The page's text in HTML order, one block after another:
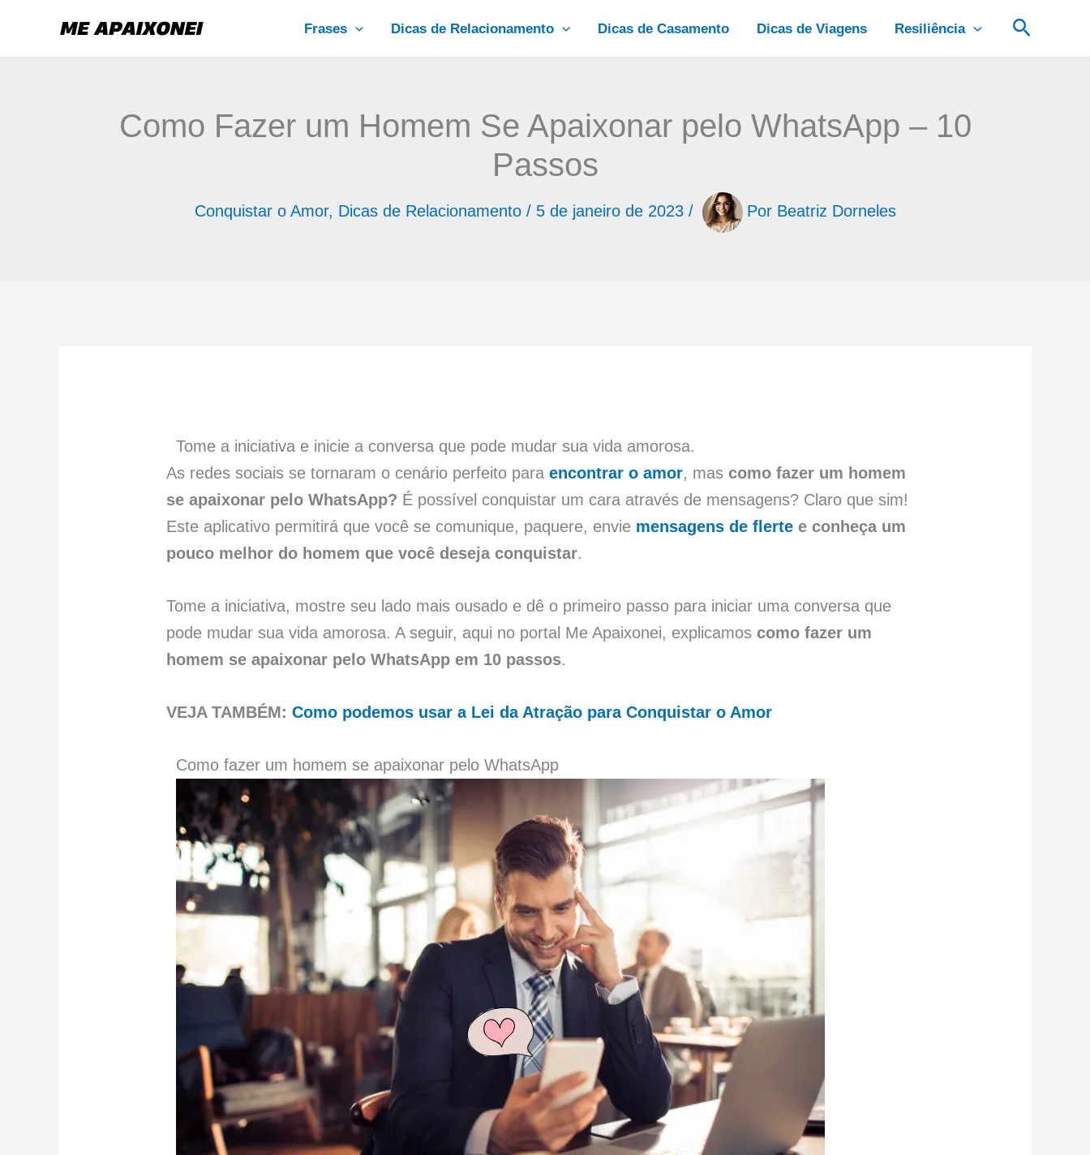
Frases Dicas de Relacionamento Dicas de Casamento Dicas de Viagens Resiliência
Como Fazer um Homem Se Apaixonar pelo WhatsApp – 10
Passos
Conquistar o Amor, Dicas de Relacionamento/ 5 de janeiro de 2023 / Por Beatriz Dorneles
Tome a iniciativa e inicie a conversa que pode mudar sua vida amorosa.
As redes sociais se tornaram o cenário perfeito paraencontrar o amor, mascomo fazer um homem
se apaixonar pelo WhatsApp? É possível conquistar um cara através de mensagens? Claro que sim!
Este aplicativo permitirá que você se comunique, paquere, envie mensagens de flerte e conheça um
pouco melhor do homem que você deseja conquistar.
Tome a iniciativa, mostre seu lado mais ousado e dê o primeiro passo para iniciar uma conversa que
pode mudar sua vida amorosa. A seguir, aqui no portal Me Apaixonei, explicamoscomo fazer um
homem se apaixonar pelo WhatsApp em 10 passos.
VEJA TAMBÉM:Como podemos usar a Lei da Atração para Conquistar o Amor
Como fazer um homem se apaixonar pelo WhatsApp